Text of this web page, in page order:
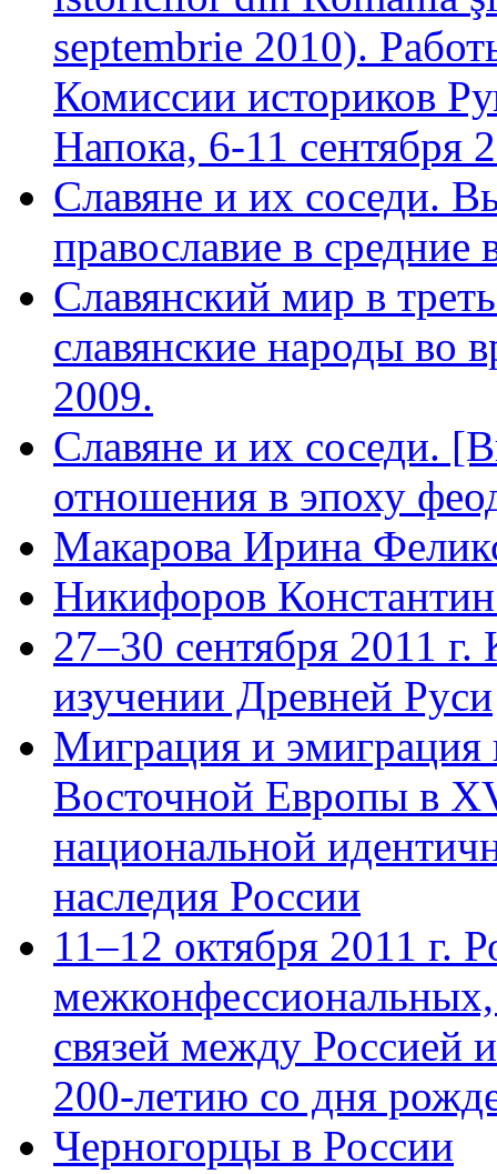
septembrie 2010).
Комиссии историков
Напока, 6-11 сентября
Славяне и их соседи.
православие в
Славянский мир в
славянские народы во
2009.
Славяне и их соседи.
отношения в эпоху
Макарова Ирина
Никифоров
27–30 сентября 2011
изучении Древней Руси
Миграция и
Восточной Европы в
национальной
наследия России
11–12 октября 2011 г.
связей между Россией
200-летию со дня
Черногорцы в России